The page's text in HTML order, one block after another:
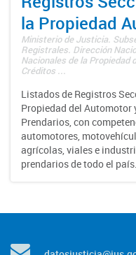
la Propiedad
Ministerio de Justicia.
Registrales. Dirección
Nacionales de la Propiedad
Créditos ...
Listados de Registros
Propiedad del Automotor
Prendarios, con
automotores,
agrícolas, viales e
prendarios de todo el país.